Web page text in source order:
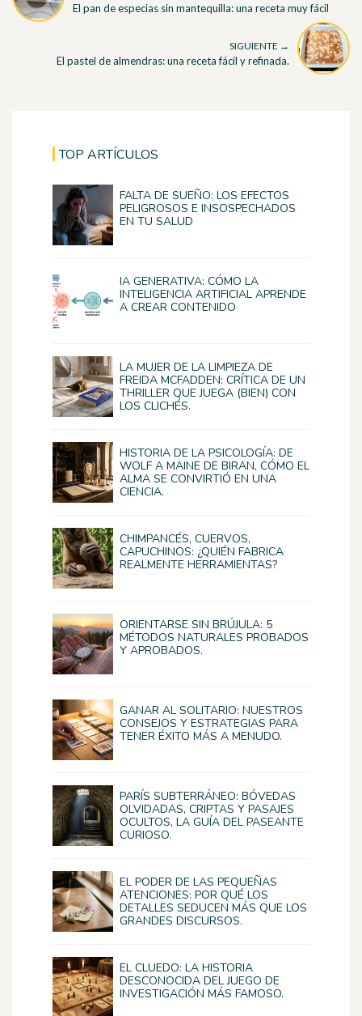
El pan de especias sin mantequilla: una receta muy fácil
SIGUIENTE →
El pastel de almendras: una receta fácil y refinada.
TOP ARTÍCULOS
FALTA DE SUEÑO: LOS EFECTOS
PELIGROSOS E INSOSPECHADOS
EN TU SALUD
IA GENERATIVA: CÓMO LA
INTELIGENCIA ARTIFICIAL APRENDE
A CREAR CONTENIDO
LA MUJER DE LA LIMPIEZA DE
FREIDA MCFADDEN: CRÍTICA DE UN
THRILLER QUE JUEGA (BIEN) CON
LOS CLICHÉS.
HISTORIA DE LA PSICOLOGÍA: DE
WOLF A MAINE DE BIRAN, CÓMO EL
ALMA SE CONVIRTIÓ EN UNA
CIENCIA.
CHIMPANCÉS, CUERVOS,
CAPUCHINOS: ¿QUIÉN FABRICA
REALMENTE HERRAMIENTAS?
ORIENTARSE SIN BRÚJULA: 5
MÉTODOS NATURALES PROBADOS
Y APROBADOS.
GANAR AL SOLITARIO: NUESTROS
CONSEJOS Y ESTRATEGIAS PARA
TENER ÉXITO MÁS A MENUDO.
PARÍS SUBTERRÁNEO: BÓVEDAS
OLVIDADAS, CRIPTAS Y PASAJES
OCULTOS, LA GUÍA DEL PASEANTE
CURIOSO.
EL PODER DE LAS PEQUEÑAS
ATENCIONES: POR QUÉ LOS
DETALLES SEDUCEN MÁS QUE LOS
GRANDES DISCURSOS.
EL CLUEDO: LA HISTORIA
DESCONOCIDA DEL JUEGO DE
INVESTIGACIÓN MÁS FAMOSO.